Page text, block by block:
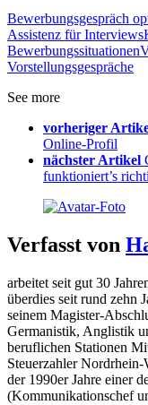
Bewerbungsgespräch
Assistenz für Interviews
Bewerbungssituationen
Vorstellungsgespräche
See more
vorheriger
Online-Profil
nächster Artikel
funktioniert’s
Verfasst von
arbeitet seit gut 30
überdies seit rund zehn
seinem Magister-
Germanistik, Anglistik
beruflichen Stationen
Steuerzahler
der 1990er Jahre einer
(Kommunikationschef